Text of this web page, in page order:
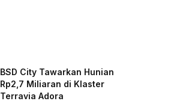
BSD City Tawarkan Hunian
Rp2,7 Miliaran di Klaster
Terravia Adora